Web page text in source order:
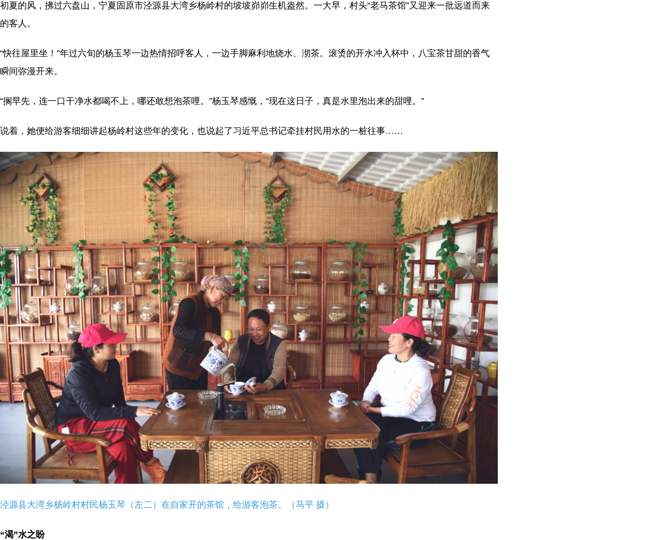
初夏的风，拂过六盘山，宁夏固原市泾源县大湾乡杨岭村的坡坡峁峁生机盎然。一大早，村头“老马茶馆”又迎来一批远道而来
的客人。
“快往屋里坐！”年过六旬的杨玉琴一边热情招呼客人，一边手脚麻利地烧水、沏茶。滚烫的开水冲入杯中，八宝茶甘甜的香气
瞬间弥漫开来。
“搁早先，连一口干净水都喝不上，哪还敢想泡茶哩。”杨玉琴感慨，“现在这日子，真是水里泡出来的甜哩。”
说着，她便给游客细细讲起杨岭村这些年的变化，也说起了习近平总书记牵挂村民用水的一桩往事……
泾源县大湾乡杨岭村村民杨玉琴（左二）在自家开的茶馆，给游客泡茶。（马平 摄）
“渴”水之盼